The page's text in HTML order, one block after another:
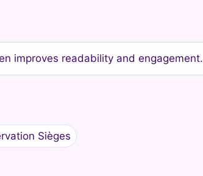
improves readability and engagement.
Sièges